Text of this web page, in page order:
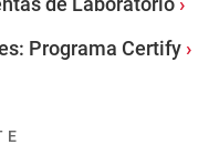
Programa Certify